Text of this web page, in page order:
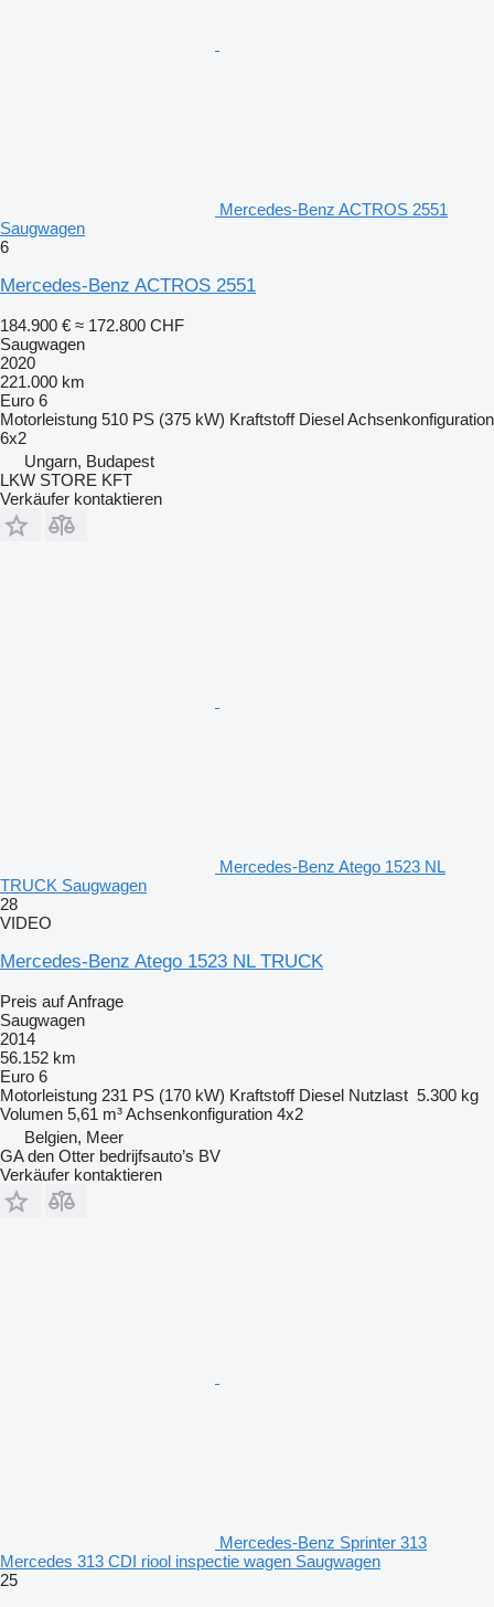
Mercedes-Benz ACTROS 2551
Saugwagen
6
Mercedes-Benz ACTROS 2551
184.900 € ≈ 172.800 CHF
Saugwagen
2020
221.000 km
Euro 6
Motorleistung 510 PS (375 kW) Kraftstoff DieselAchsenkonfiguration
6x2
Ungarn, Budapest
LKW STORE KFT
Verkäufer kontaktieren
Mercedes-Benz Atego 1523 NL
TRUCK Saugwagen
28
VIDEO
Mercedes-Benz Atego 1523 NL TRUCK
Preis auf Anfrage
Saugwagen
2014
56.152 km
Euro 6
Motorleistung 231 PS (170 kW) Kraftstoff Diesel Nutzlast 5.300 kg
Volumen 5,61 m³Achsenkonfiguration 4x2
Belgien, Meer
GA den Otter bedrijfsauto’s BV
Verkäufer kontaktieren
Mercedes-Benz Sprinter 313
Mercedes 313 CDI riool inspectie wagen Saugwagen
25